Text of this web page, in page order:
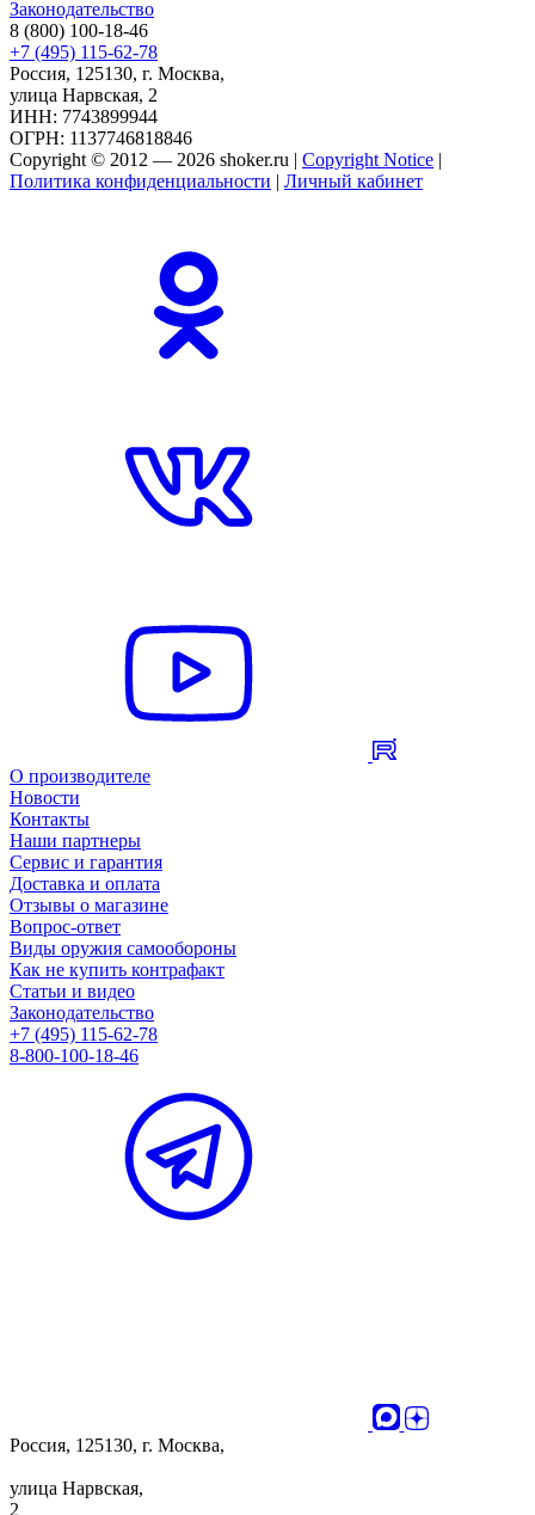
Законодательство
8 (800) 100-18-46
+7 (495) 115-62-78
Россия, 125130, г. Москва,
улица Нарвская, 2
ИНН: 7743899944
ОГРН: 1137746818846
Copyright © 2012 — 2026 shoker.ru | Copyright Notice |
Политика конфиденциальности | Личный кабинет
О производителе
Новости
Контакты
Наши партнеры
Сервис и гарантия
Доставка и оплата
Отзывы о магазине
Вопрос-ответ
Виды оружия самообороны
Как не купить контрафакт
Статьи и видео
Законодательство
+7 (495) 115-62-78
8-800-100-18-46
Россия, 125130, г. Москва,
улица Нарвская,
2